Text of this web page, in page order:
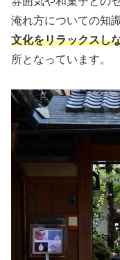
淹れ方についての知
文化をリラックスし
所となっています。